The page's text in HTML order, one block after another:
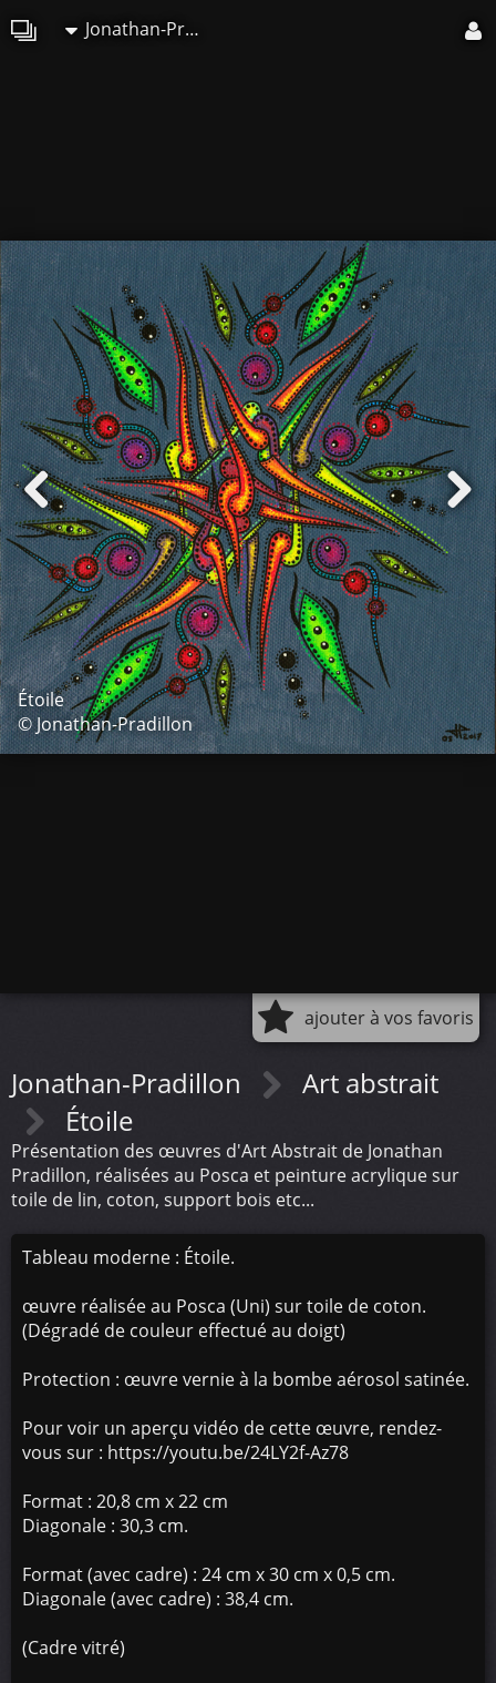
Jonathan-Pradillon
Étoile
© Jonathan-Pradillon
ajouter à vos favoris
Jonathan-Pradillon
Art abstrait
Étoile
Présentation des œuvres d'Art Abstrait de Jonathan
Pradillon, réalisées au Posca et peinture acrylique sur
toile de lin, coton, support bois etc...
Tableau moderne : Étoile.
œuvre réalisée au Posca (Uni) sur toile de coton.
(Dégradé de couleur effectué au doigt)
Protection : œuvre vernie à la bombe aérosol satinée.
Pour voir un aperçu vidéo de cette œuvre, rendez-
vous sur : https://youtu.be/24LY2f-Az78
Format : 20,8 cm x 22 cm
Diagonale : 30,3 cm.
Format (avec cadre) : 24 cm x 30 cm x 0,5 cm.
Diagonale (avec cadre) : 38,4 cm.
(Cadre vitré)